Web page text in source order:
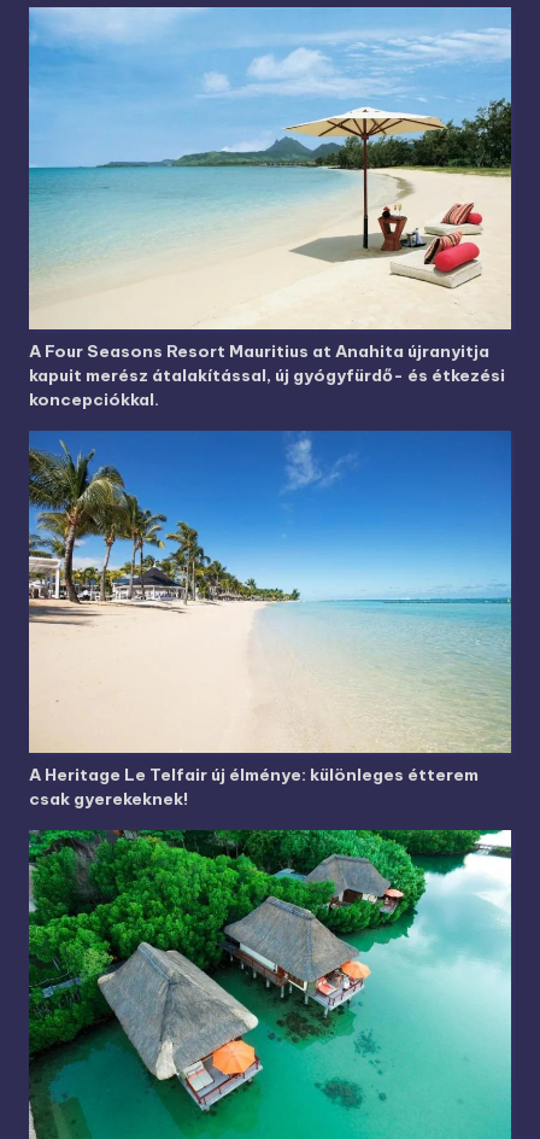
A Four Seasons Resort Mauritius at Anahita újranyitja
kapuit merész átalakítással, új gyógyfürdő- és étkezési
koncepciókkal.
A Heritage Le Telfair új élménye: különleges étterem
csak gyerekeknek!